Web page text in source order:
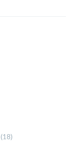
(18)